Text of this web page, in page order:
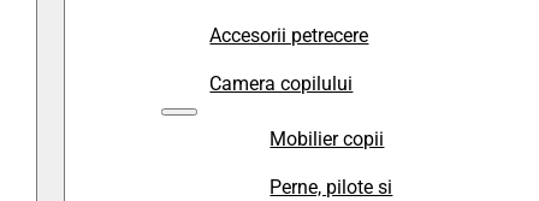
Accesorii petrecere
Camera copilului
Mobilier copii
Perne, pilote si